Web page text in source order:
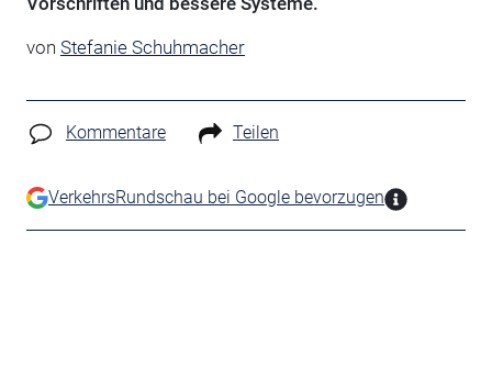
von Stefanie Schuhmacher
Kommentare Teilen
VerkehrsRundschau bei Google bevorzugen